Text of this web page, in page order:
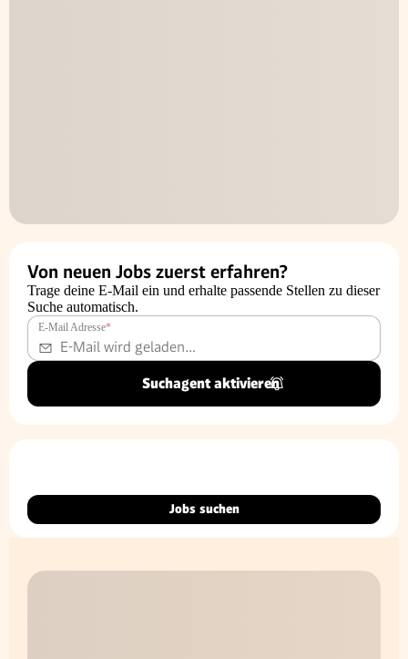
Von neuen Jobs zuerst erfahren?
Trage deine E-Mail ein und erhalte passende Stellen zu dieser
Suche automatisch.
E-Mail Adresse*
Suchagent aktivieren
Jobs suchen